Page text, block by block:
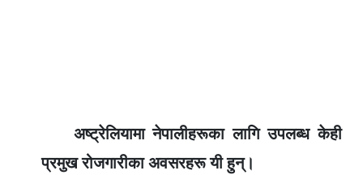
अष्ट्रेलियामा नेपालीहरूका लागि उपलब्ध केही
प्रमुख रोजगारीका अवसरहरू यी हुन्।